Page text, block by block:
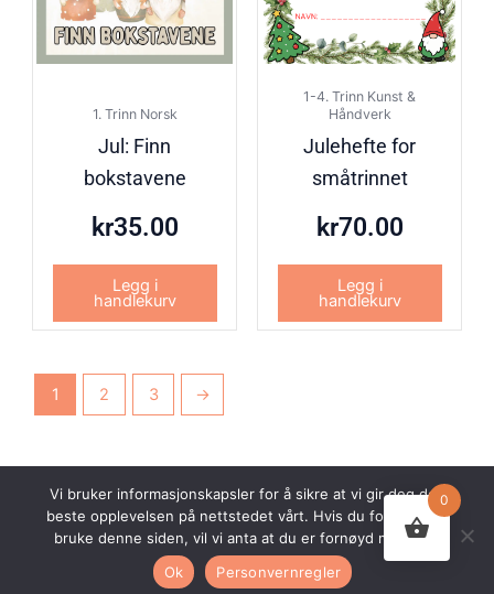
1. Trinn Norsk
Jul: Finn
bokstavene
kr35.00
Legg i
handlekurv
1-4. Trinn Kunst &
Håndverk
Julehefte for
småtrinnet
kr70.00
Legg i
handlekurv
1 2 3 →
© 2026 Undervisningsbyen AS. Alle rettigheter forbeholdt.
Nettsiden er utviklet avWebco AS.
0
Vi bruker informasjonskapsler for å sikre at vi gir deg den
beste opplevelsen på nettstedet vårt. Hvis du fortsetter å
bruke denne siden, vil vi anta at du er fornøyd med det.
Ok
Personvernregler